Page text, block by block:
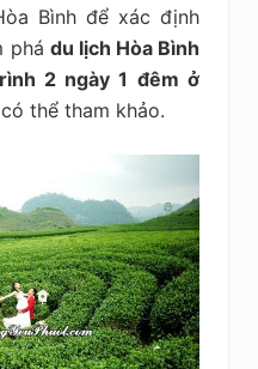
Bình để xác định
phá du lịch Hòa Bình
2 ngày 1 đêm ở
thể tham khảo.